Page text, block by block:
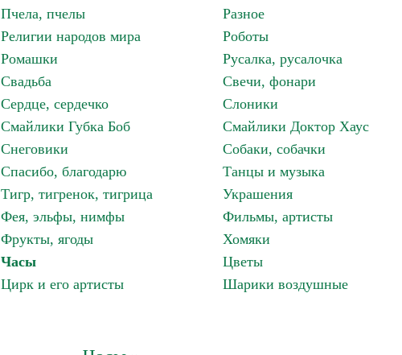
Пчела, пчелы
Разное
Религии народов мира
Роботы
Ромашки
Русалка, русалочка
Свадьба
Свечи, фонари
Сердце, сердечко
Слоники
Смайлики Губка Боб
Смайлики Доктор Хаус
Снеговики
Собаки, собачки
Спасибо, благодарю
Танцы и музыка
Тигр, тигренок, тигрица
Украшения
Фея, эльфы, нимфы
Фильмы, артисты
Фрукты, ягоды
Хомяки
Часы
Цветы
Цирк и его артисты
Шарики воздушные